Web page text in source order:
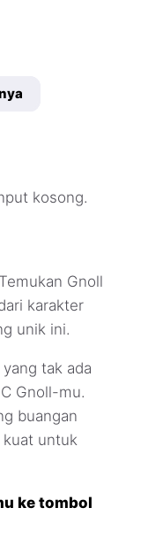
kosong.
Temukan Gnoll
karakter
unik ini.
tak ada
Gnoll-mu.
buangan
untuk
ke tombol